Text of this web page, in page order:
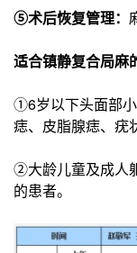
⑤术后恢复管理：
适合镇静复合局麻
①6岁以下头面部
痣、皮脂腺痣、疣
②大龄儿童及成人
的患者。